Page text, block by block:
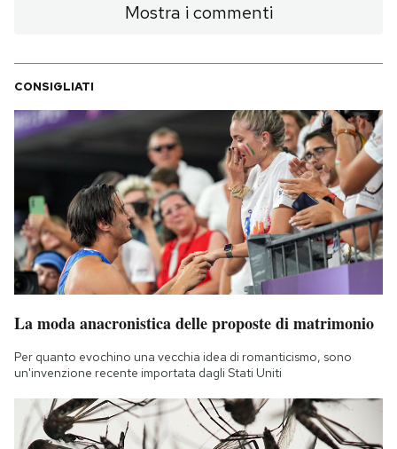
Mostra i commenti
CONSIGLIATI
La moda anacronistica delle proposte di matrimonio
Per quanto evochino una vecchia idea di romanticismo, sono
un'invenzione recente importata dagli Stati Uniti